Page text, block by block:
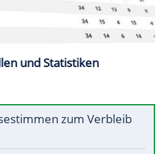
und Statistiken
zum Verbleib